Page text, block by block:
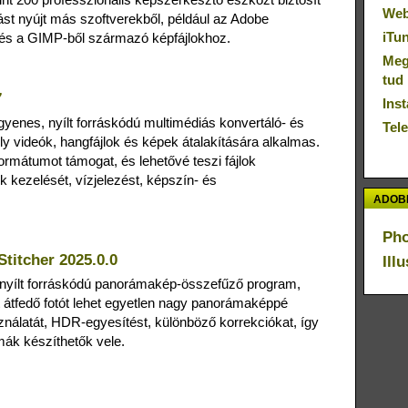
nyújt más szoftverekből, például az Adobe
a GIMP-ből származó képfájlokhoz.
nyílt forráskódú multimédiás konvertáló‑ és
videók, hangfájlok és képek átalakítására alkalmas.
támogat, és lehetővé teszi fájlok
kezelését, vízjelezést, képszín‑ és
2025.0.0
forráskódú panorámakép-összefűző program,
fotót lehet egyetlen nagy panorámaképpé
HDR-egyesítést, különböző korrekciókat, így
készíthetők vele.
tud